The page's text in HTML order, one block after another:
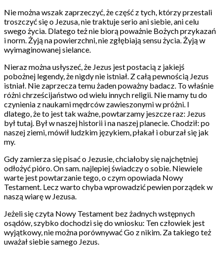
Nie można wszak zaprzeczyć, że część z tych, którzy przestali
troszczyć się o Jezusa, nie traktuje serio ani siebie, ani celu
swego życia. Dlatego też nie biorą poważnie Bożych przykazań
i norm. Żyją na powierzchni, nie zgłębiają sensu życia. Żyją w
wyimaginowanej sielance.
Nieraz można usłyszeć, że Jezus jest postacią z jakiejś
pobożnej legendy, że nigdy nie istniał. Z całą pewnością Jezus
istniał. Nie zaprzecza temu żaden poważny badacz. To właśnie
różni chrześcijaństwo od wielu innych religii. Nie mamy tu do
czynienia z naukami mędrców zawieszonymi w próżni. I
dlatego, że to jest tak ważne, powtarzamy jeszcze raz: Jezus
był tutaj. Był w naszej historii i na naszej planecie. Chodził: po
naszej ziemi, mówił ludzkim językiem, płakał i oburzał się jak
my.
Gdy zamierza się pisać o Jezusie, chciałoby się najchętniej
odłożyć pióro. On sam. najlepiej świadczy o sobie. Niewiele
warte jest powtarzanie tego, o czym opowiada Nowy
Testament. Lecz warto chyba wprowadzić pewien porządek w
naszą wiarę w Jezusa.
Jeżeli się czyta Nowy Testament bez żadnych wstępnych
osądów, szybko dochodzi się do wniosku: Ten człowiek jest
wyjątkowy, nie można porównywać Go z nikim. Za takiego też
uważał siebie samego Jezus.